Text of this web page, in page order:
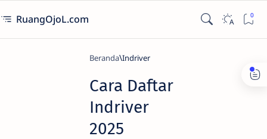
RuangOjoL.com
Beranda Indriver
Cara Daftar
Indriver
2025